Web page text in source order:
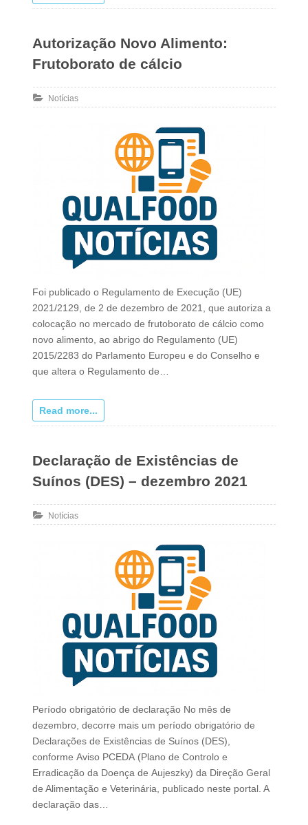
Autorização Novo Alimento:
Frutoborato de cálcio
Notícias
Foi publicado o Regulamento de Execução (UE)
2021/2129, de 2 de dezembro de 2021, que autoriza a
colocação no mercado de frutoborato de cálcio como
novo alimento, ao abrigo do Regulamento (UE)
2015/2283 do Parlamento Europeu e do Conselho e
que altera o Regulamento de…
Read more...
Declaração de Existências de
Suínos (DES) – dezembro 2021
Notícias
Período obrigatório de declaração No mês de
dezembro, decorre mais um período obrigatório de
Declarações de Existências de Suínos (DES),
conforme Aviso PCEDA (Plano de Controlo e
Erradicação da Doença de Aujeszky) da Direção Geral
de Alimentação e Veterinária, publicado neste portal. A
declaração das…